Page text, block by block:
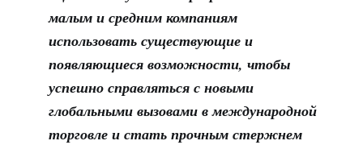
малым и средним компаниям
использовать существующие и
появляющиеся возможности, чтобы
успешно справляться с новыми
глобальными вызовами в международной
торговле и стать прочным стержнем